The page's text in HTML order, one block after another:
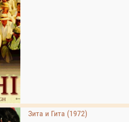
Зита и Гита (1972)